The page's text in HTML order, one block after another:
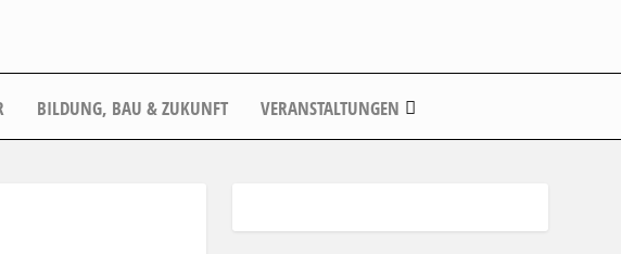
BILDUNG, BAU & ZUKUNFT VERANSTALTUNGEN